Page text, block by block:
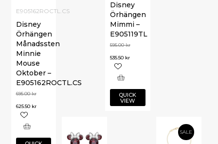
Disney
Örhängen
Mimmi –
E905119TL
595.00kr
535.50 kr
QUICK
VIEW
E905162ROCTL.CS
Disney
Örhängen
Månadssten
Minnie
Mouse
Oktober –
E905162ROCTL.CS
695.00kr
625.50 kr
SALE